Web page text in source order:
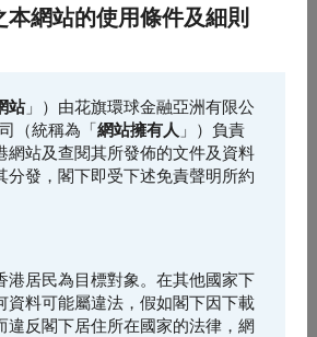
本網站的使用條件及細則
站」）由花旗環球金融亞洲有限公
（統稱為「網站擁有人 」）負責
網站及查閱其所發佈的文件及資料
分發，閣下即受下述免責聲明所約
港居民為目標對象。在其他國家下
資料可能屬違法，假如閣下因下載
違反閣下居住所在國家的法律，網
相關資產的前收市價
16:35